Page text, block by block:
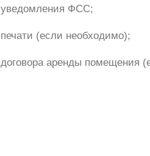
уведомления ФСС;
печати (если необходимо);
договора аренды помещения